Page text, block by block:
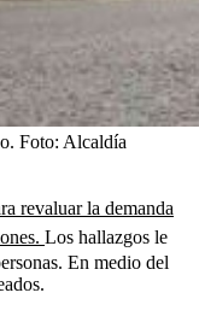
Foto: Alcaldía
revaluar la demanda
Los hallazgos le
En medio del